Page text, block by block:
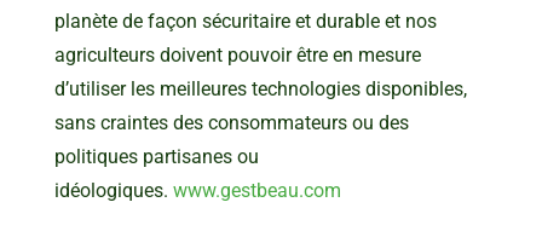
planète de façon sécuritaire et durable et nos
agriculteurs doivent pouvoir être en mesure
d’utiliser les meilleures technologies disponibles,
sans craintes des consommateurs ou des
politiques partisanes ou
idéologiques. www.gestbeau.com